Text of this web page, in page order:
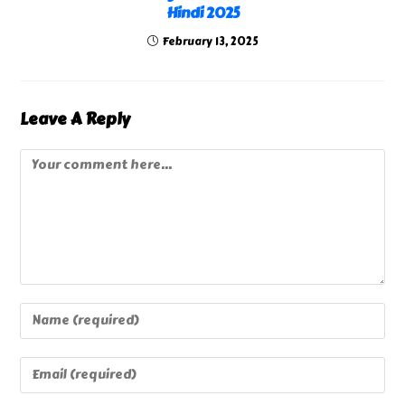
Hindi 2025
February 13, 2025
Leave A Reply
Comment
Enter
Your
Name
Or
Enter
Your